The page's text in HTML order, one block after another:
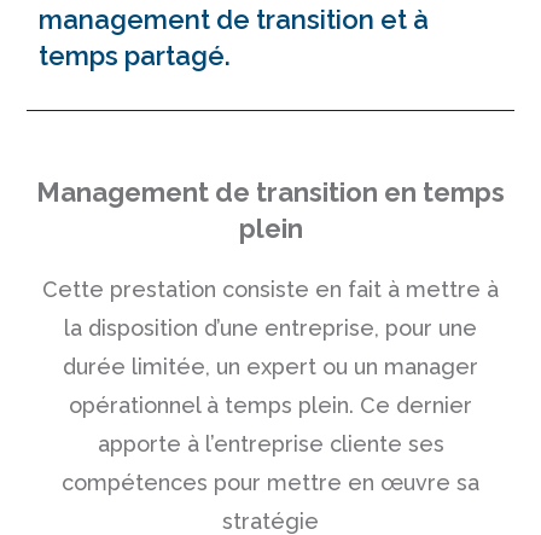
management de transition et à
temps partagé.
Management de transition en temps
plein
Cette prestation consiste en fait à mettre à
la disposition d’une entreprise, pour une
durée limitée, un expert ou un manager
opérationnel à temps plein. Ce dernier
apporte à l’entreprise cliente ses
compétences pour mettre en œuvre sa
stratégie